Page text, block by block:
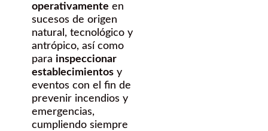
operativamente en
sucesos de origen
natural, tecnológico y
antrópico, así como
para inspeccionar
establecimientos y
eventos con el fin de
prevenir incendios y
emergencias,
cumpliendo siempre